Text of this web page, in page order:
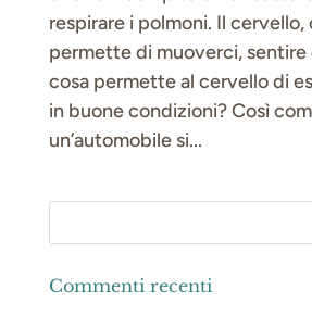
respirare i polmoni. Il cervello,
permette di muoverci, sentire
cosa permette al cervello di
in buone condizioni? Così
un’automobile si...
Commenti recenti